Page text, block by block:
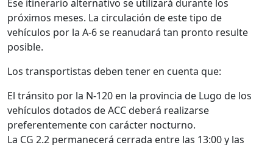
Ese itinerario alternativo se utilizará durante los
próximos meses. La circulación de este tipo de
vehículos por la A-6 se reanudará tan pronto resulte
posible.
Los transportistas deben tener en cuenta que:
El tránsito por la N-120 en la provincia de Lugo de los
vehículos dotados de ACC deberá realizarse
preferentemente con carácter nocturno.
La CG 2.2 permanecerá cerrada entre las 13:00 y las